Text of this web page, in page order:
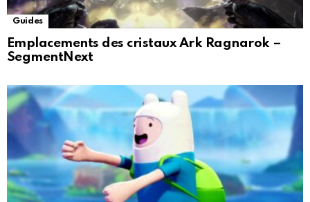
Guides
Emplacements des cristaux Ark Ragnarok –
SegmentNext